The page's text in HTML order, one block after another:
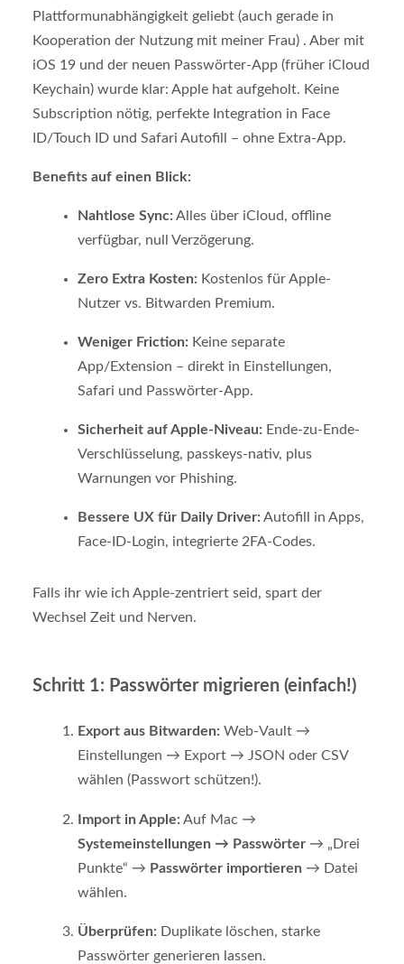
Plattformunabhängigkeit geliebt (auch gerade in
Kooperation der Nutzung mit meiner Frau) . Aber mit
iOS 19 und der neuen Passwörter-App (früher iCloud
Keychain) wurde klar: Apple hat aufgeholt. Keine
Subscription nötig, perfekte Integration in Face
ID/Touch ID und Safari Autofill – ohne Extra-App.
Benefits auf einen Blick:
Nahtlose Sync: Alles über iCloud, offline
verfügbar, null Verzögerung.
Zero Extra Kosten: Kostenlos für Apple-
Nutzer vs. Bitwarden Premium.
Weniger Friction: Keine separate
App/Extension – direkt in Einstellungen,
Safari und Passwörter-App.
Sicherheit auf Apple-Niveau: Ende-zu-Ende-
Verschlüsselung, passkeys-nativ, plus
Warnungen vor Phishing.
Bessere UX für Daily Driver: Autofill in Apps,
Face-ID-Login, integrierte 2FA-Codes.
Falls ihr wie ich Apple-zentriert seid, spart der
Wechsel Zeit und Nerven.
Schritt 1: Passwörter migrieren (einfach!)
Export aus Bitwarden: Web-Vault →
Einstellungen → Export → JSON oder CSV
wählen (Passwort schützen!).
Import in Apple: Auf Mac →
Systemeinstellungen → Passwörter→ „Drei
Punkte“ → Passwörter importieren → Datei
wählen.
Überprüfen: Duplikate löschen, starke
Passwörter generieren lassen.